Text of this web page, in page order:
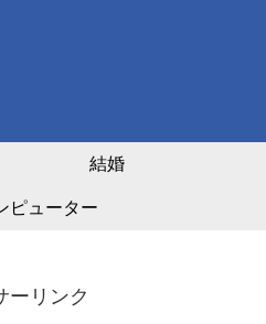
結婚
ピューター
ーリンク